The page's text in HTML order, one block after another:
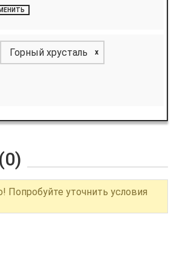
Горный хрусталь x
(0)
Попробуйте уточнить условия